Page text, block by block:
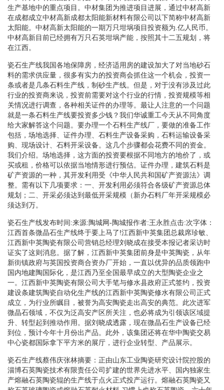
生产基地中的重点项目。中材集团为推进项目进展，通过中材高新
在成都成立中材高新成都太阳能新材料有限公司以下简称中材高新
太阳能。中材高新太阳能的一期万只坩埚项目投资额为.亿人民币。
中材高新目前已经拥有万只石英坩埚产能，按照其十二五规划，将
在江西。
瓷石生产线我国各地保障房，经济适用房的建设加大了对当地砂石
料的需求供应量，很多有实力的投资商会抓住这一个机会，投资一
条或者是几条石料生产线，制砂生产线。但是，对于没有涉及过此
行业的投资商来说，投资前需要对这个行业的行情，投资规模等相
关情况进行调查，各种相关证件的办理等。最让人注意的一个问题
就是一条石料生产线要投资多少钱？我们华诚重工今天从不同角度
给大家解答这个问题。要办理一个石料生产线厂，要做的准备工作
包括，场地选择、证件办理、石料生产设备采购，石料运输设备采
购、现场设计、石料开采设备。这几个步骤都会花费不同的资金。
我们介绍。场地选择，这方面的投资要根据不同地方的地价了，或
买或租，价格可以依据当地情形进行预估。证件办理，建筑石料是
矿产资源的一种，其开发利用受《中华人民共和国矿产资源法》调
整。需有以下几项要求：一、开发利用必须符合各级矿产资源总体
规划；二、开采必须达到最低开采规模（新办石料厂年开采规模必
须达到万。
瓷石生产线发布时间:来源:陶城网-陶城报作者:王永胜点击:次字体：
江西首条微晶石生产线终于要上马了!江西新中英集团总裁席珍敏、
江西新中英陶瓷有限公司营销总经理刘晓成在接受本报记者采访时
证实了这则消息。据了解，江西新中英集团前身是中英陶瓷，从年
新街镇政府与英国投资商合资办厂开始，一直以优异的品质领跑中
国内地建陶国际化，是江西乃至全国最早成立的大型陶瓷企业之
一。江西新中英陶瓷有限公司大手笔与修水县政府正式签约，投资
建设条建筑陶瓷自动化生产线的江西新中英陶瓷修水有限公司正式
成立，为行业所瞩目，被誉为高安陶瓷走出高安的典范。此次进军
微晶石领域，不仅为泛高安产区所关注，也必将成为引领该区域提
升、转型起到推动作用。据刘晓成透露，现在微晶石生产设备已经
到位，预计今年十月份出产品。此外，该集团还将在华中陶瓷交易
中心瓷都国际拿下平方米的展厅，进行企业转型、产品展示。
瓷石生产线蔡伟庆张林摘要：正由山东工业陶瓷研究设计院控股的
淄博石英陶瓷技术有限责任公司扩建的世界先进水平、国内独家生
产熔融石英陶瓷辊的生产线于点火正式投产运行。熔融石英陶瓷又